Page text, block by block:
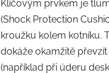
Klíčovým prvkem je
(Shock Protection
kroužku kolem kotníku.
dokáže okamžitě
(například při úderu